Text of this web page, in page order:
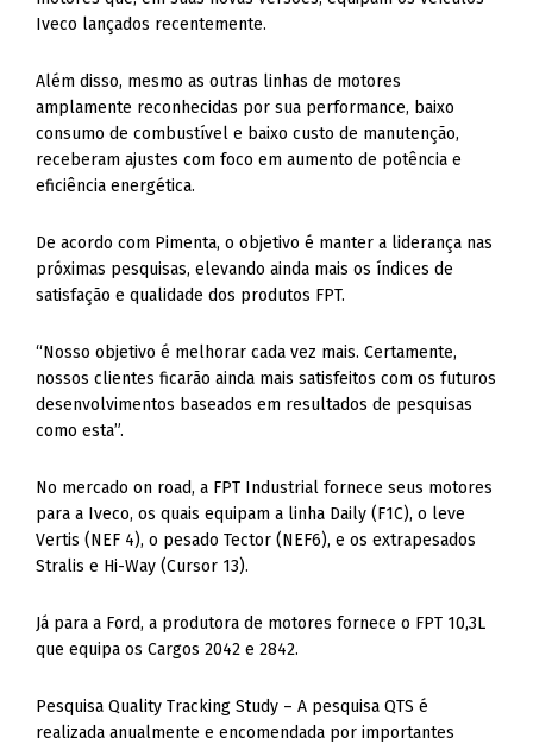
Iveco lançados recentemente.
Além disso, mesmo as outras linhas de motores
amplamente reconhecidas por sua performance, baixo
consumo de combustível e baixo custo de manutenção,
receberam ajustes com foco em aumento de potência e
eficiência energética.
De acordo com Pimenta, o objetivo é manter a liderança nas
próximas pesquisas, elevando ainda mais os índices de
satisfação e qualidade dos produtos FPT.
“Nosso objetivo é melhorar cada vez mais. Certamente,
nossos clientes ficarão ainda mais satisfeitos com os futuros
desenvolvimentos baseados em resultados de pesquisas
como esta”.
No mercado on road, a FPT Industrial fornece seus motores
para a Iveco, os quais equipam a linha Daily (F1C), o leve
Vertis (NEF 4), o pesado Tector (NEF6), e os extrapesados
Stralis e Hi-Way (Cursor 13).
Já para a Ford, a produtora de motores fornece o FPT 10,3L
que equipa os Cargos 2042 e 2842.
Pesquisa Quality Tracking Study – A pesquisa QTS é
realizada anualmente e encomendada por importantes